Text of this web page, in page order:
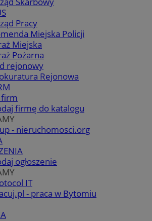
Pracy
Miejska Policji
Miejska
Pożarna
rejonowy
Rejonowa
firm
firmę do katalogu
- nieruchomosci.org
ogłoszenie
IT
- praca w Bytomiu